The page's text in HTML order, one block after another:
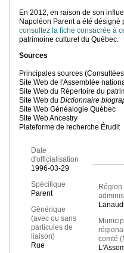
En 2012, en raison de son
Napoléon Parent a été
consultez la fiche consacrée à
patrimoine culturel du Québec.
Sources
Principales sources
Site Web de l'Assemblée
Site Web du Répertoire du
Site Web du Dictionnaire
Site Web Généalogie Québec
Site Web Ancestry
Plateforme de recherche Érudit
Date
d'officialisation
1996-03-29
Spécifique
Parent
Générique
(avec ou sans
particules de
liaison)
Rue
Région
comté